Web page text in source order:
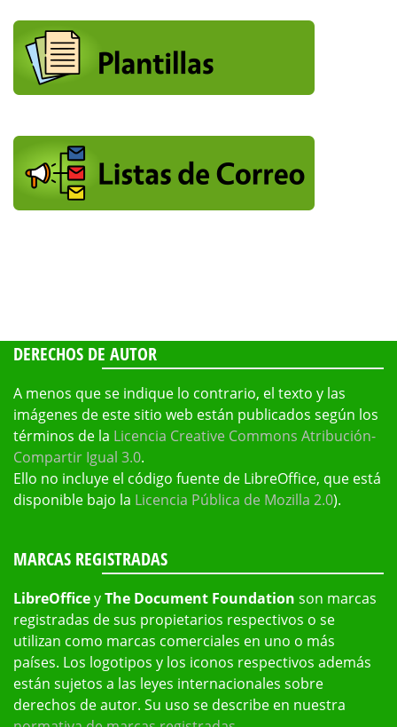
DERECHOS DE AUTOR
A menos que se indique lo contrario, el texto y las
imágenes de este sitio web están publicados según los
términos de la Licencia Creative Commons Atribución-
Compartir Igual 3.0.
Ello no incluye el código fuente de LibreOffice, que está
disponible bajo la Licencia Pública de Mozilla 2.0).
MARCAS REGISTRADAS
LibreOfficeyThe Document Foundation son marcas
registradas de sus propietarios respectivos o se
utilizan como marcas comerciales en uno o más
países. Los logotipos y los iconos respectivos además
están sujetos a las leyes internacionales sobre
derechos de autor. Su uso se describe en nuestra